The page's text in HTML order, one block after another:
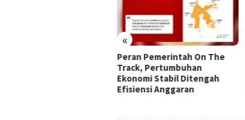
«
Peran Pemerintah On The
Track, Pertumbuhan
Ekonomi Stabil Ditengah
Efisiensi Anggaran